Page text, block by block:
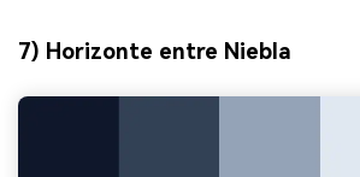
7) Horizonte entre Niebla